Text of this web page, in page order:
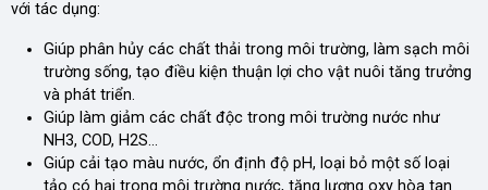
với tác dụng:
Giúp phân hủy các chất thải trong môi trường, làm sạch môi
trường sống, tạo điều kiện thuận lợi cho vật nuôi tăng trưởng
và phát triển.
Giúp làm giảm các chất độc trong môi trường nước như
NH3, COD, H2S…
Giúp cải tạo màu nước, ổn định độ pH, loại bỏ một số loại
tảo có hại trong môi trường nước, tăng lượng oxy hòa tan